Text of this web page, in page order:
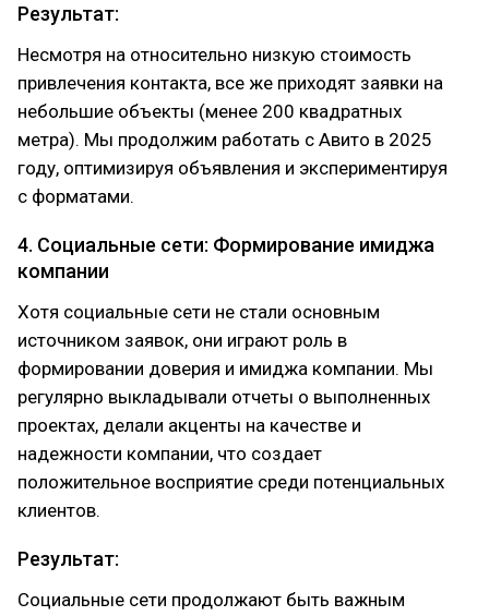
Результат:
Несмотря на относительно низкую стоимость
привлечения контакта, все же приходят заявки на
небольшие объекты (менее 200 квадратных
метра). Мы продолжим работать с Авито в 2025
году, оптимизируя объявления и экспериментируя
с форматами.
4. Социальные сети: Формирование имиджа
компании
Хотя социальные сети не стали основным
источником заявок, они играют роль в
формировании доверия и имиджа компании. Мы
регулярно выкладывали отчеты о выполненных
проектах, делали акценты на качестве и
надежности компании, что создает
положительное восприятие среди потенциальных
клиентов.
Результат:
Социальные сети продолжают быть важным